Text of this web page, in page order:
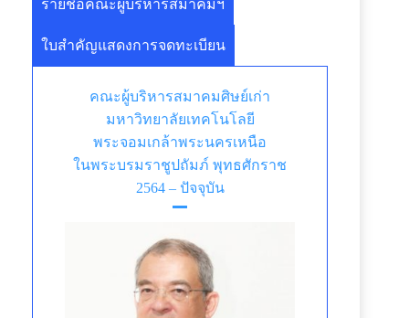
รายชื่อคณะผู้บริหารสมาคมฯ
ใบสำคัญแสดงการจดทะเบียน
คณะผู้บริหารสมาคมศิษย์เก่า
มหาวิทยาลัยเทคโนโลยี
พระจอมเกล้าพระนครเหนือ
ในพระบรมราชูปถัมภ์ พุทธศักราช
2564 – ปัจจุบัน